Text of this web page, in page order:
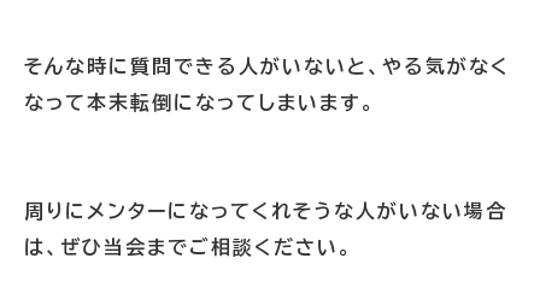
そんな時に質問できる人がいないと、やる気がなく
なって本末転倒になってしまいます。
周りにメンターになってくれそうな人がいない場合
は、ぜひ当会までご相談ください。